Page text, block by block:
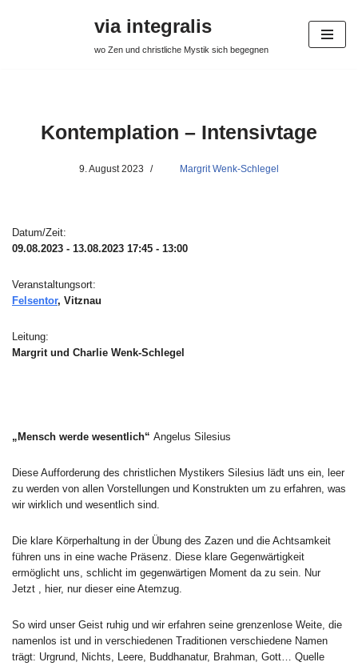
via integralis
wo Zen und christliche Mystik sich begegnen
Kontemplation – Intensivtage
9. August 2023 Margrit Wenk-Schlegel
Datum/Zeit:
09.08.2023 - 13.08.2023 17:45 - 13:00
Veranstaltungsort:
Felsentor, Vitznau
Leitung:
Margrit und Charlie Wenk-Schlegel
„Mensch werde wesentlich“ Angelus Silesius
Diese Aufforderung des christlichen Mystikers Silesius lädt uns ein, leer
zu werden von allen Vorstellungen und Konstrukten um zu erfahren, was
wir wirklich und wesentlich sind.
Die klare Körperhaltung in der Übung des Zazen und die Achtsamkeit
führen uns in eine wache Präsenz. Diese klare Gegenwärtigkeit
ermöglicht uns, schlicht im gegenwärtigen Moment da zu sein. Nur
Jetzt , hier, nur dieser eine Atemzug.
So wird unser Geist ruhig und wir erfahren seine grenzenlose Weite, die
namenlos ist und in verschiedenen Traditionen verschiedene Namen
trägt: Urgrund, Nichts, Leere, Buddhanatur, Brahman, Gott… Quelle